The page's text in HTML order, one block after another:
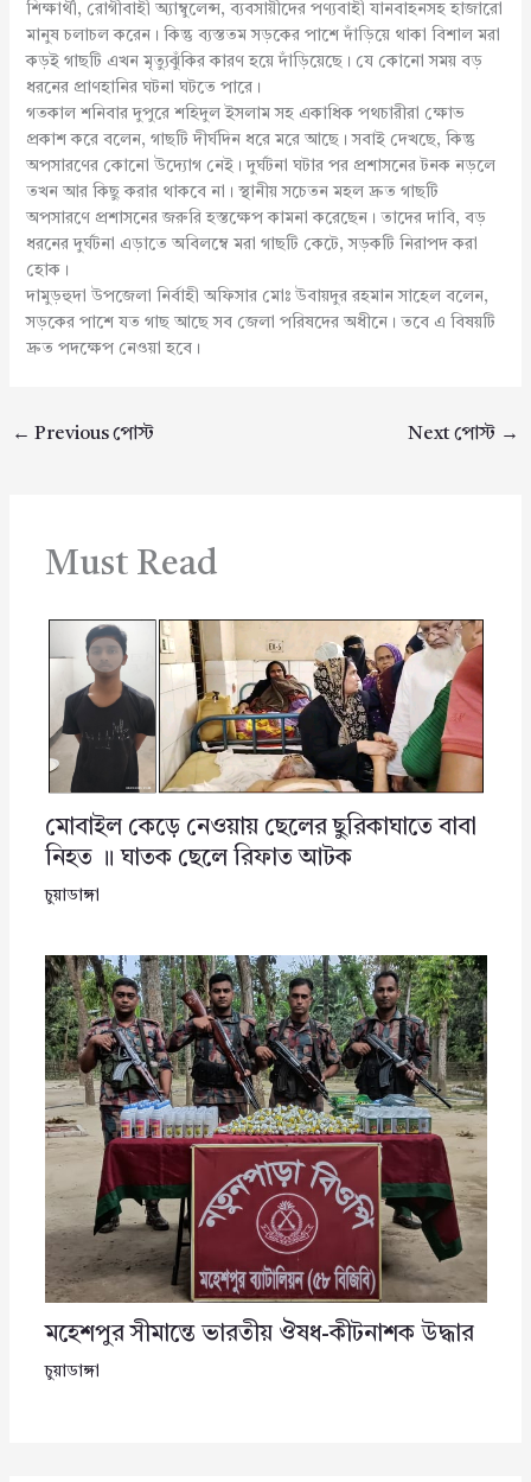
শিক্ষার্থী, রোগীবাহী অ্যাম্বুলেন্স, ব্যবসায়ীদের পণ্যবাহী যানবাহনসহ হাজারো
মানুষ চলাচল করেন। কিন্তু ব্যস্ততম সড়কের পাশে দাঁড়িয়ে থাকা বিশাল মরা
কড়ই গাছটি এখন মৃত্যুঝুঁকির কারণ হয়ে দাঁড়িয়েছে। যে কোনো সময় বড়
ধরনের প্রাণহানির ঘটনা ঘটতে পারে।
গতকাল শনিবার দুপুরে শহিদুল ইসলাম সহ একাধিক পথচারীরা ক্ষোভ
প্রকাশ করে বলেন, গাছটি দীর্ঘদিন ধরে মরে আছে। সবাই দেখছে, কিন্তু
অপসারণের কোনো উদ্যোগ নেই। দুর্ঘটনা ঘটার পর প্রশাসনের টনক নড়লে
তখন আর কিছু করার থাকবে না। স্থানীয় সচেতন মহল দ্রুত গাছটি
অপসারণে প্রশাসনের জরুরি হস্তক্ষেপ কামনা করেছেন। তাদের দাবি, বড়
ধরনের দুর্ঘটনা এড়াতে অবিলম্বে মরা গাছটি কেটে, সড়কটি নিরাপদ করা
হোক।
দামুড়হুদা উপজেলা নির্বাহী অফিসার মোঃ উবায়দুর রহমান সাহেল বলেন,
সড়কের পাশে যত গাছ আছে সব জেলা পরিষদের অধীনে। তবে এ বিষয়টি
দ্রুত পদক্ষেপ নেওয়া হবে।
← Previous পোস্ট Next পোস্ট →
Must Read
মোবাইল কেড়ে নেওয়ায় ছেলের ছুরিকাঘাতে বাবা
নিহত ॥ ঘাতক ছেলে রিফাত আটক
চুয়াডাঙ্গা
মহেশপুর সীমান্তে ভারতীয় ঔষধ-কীটনাশক উদ্ধার
চুয়াডাঙ্গা